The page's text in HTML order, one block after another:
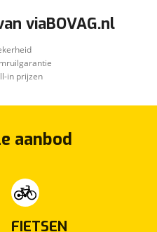
viaBOVAG.nl
in prijzen
aanbod
FIETSEN